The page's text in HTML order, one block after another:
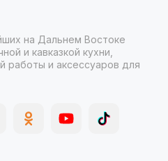
на Дальнем Востоке
и кавказкой кухни,
работы и аксессуаров для